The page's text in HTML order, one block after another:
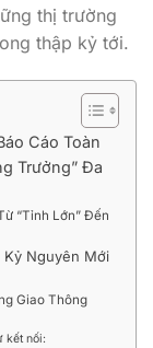
thị trường
thập kỷ tới.
Cáo Toàn
Trưởng” Đa
“Tỉnh Lớn” Đến
Kỷ Nguyên Mới
Giao Thông
kết nối: